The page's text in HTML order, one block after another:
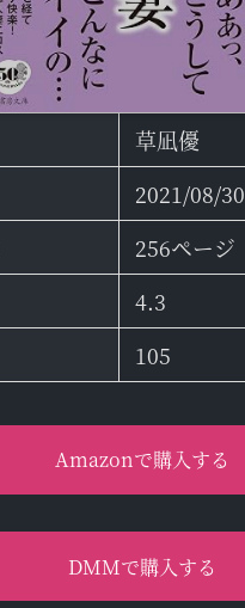
草凪優
2021/08/30
256ページ
4.3
105
Amazonで購入する
DMMで購入する